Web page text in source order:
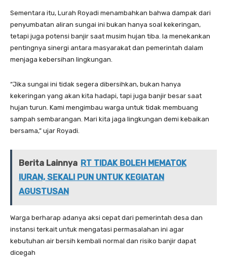
Sementara itu, Lurah Royadi menambahkan bahwa dampak dari
penyumbatan aliran sungai ini bukan hanya soal kekeringan,
tetapi juga potensi banjir saat musim hujan tiba. Ia menekankan
pentingnya sinergi antara masyarakat dan pemerintah dalam
menjaga kebersihan lingkungan.
“Jika sungai ini tidak segera dibersihkan, bukan hanya
kekeringan yang akan kita hadapi, tapi juga banjir besar saat
hujan turun. Kami mengimbau warga untuk tidak membuang
sampah sembarangan. Mari kita jaga lingkungan demi kebaikan
bersama,” ujar Royadi.
Berita Lainnya RT TIDAK BOLEH MEMATOK
IURAN, SEKALI PUN UNTUK KEGIATAN
AGUSTUSAN
Warga berharap adanya aksi cepat dari pemerintah desa dan
instansi terkait untuk mengatasi permasalahan ini agar
kebutuhan air bersih kembali normal dan risiko banjir dapat
dicegah